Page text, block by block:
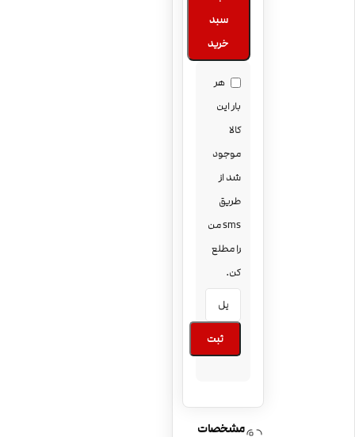
سبد
خرید
هر
بار این
کالا
موجود
شد از
طریق
sms من
را مطلع
کن.
ثبت
مشخصات